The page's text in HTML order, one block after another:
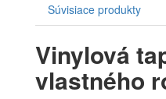
Súvisiace produkty
Vinylová
vlastného